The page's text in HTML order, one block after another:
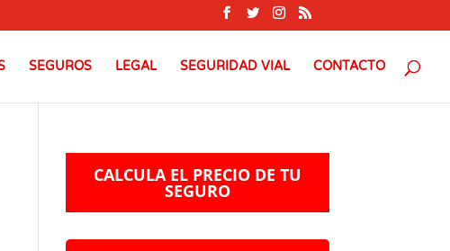
SEGUROS LEGAL SEGURIDAD VIAL CONTACTO
CALCULA EL PRECIO DE TU
SEGURO